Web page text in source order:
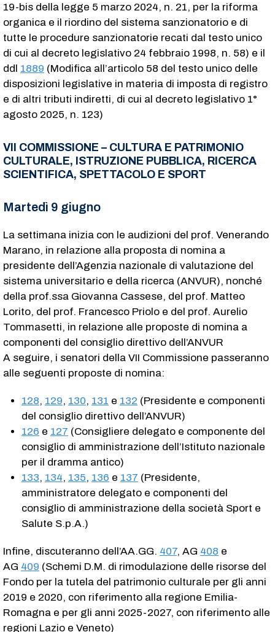
19-bis della legge 5 marzo 2024, n. 21, per la riforma
organica e il riordino del sistema sanzionatorio e di
tutte le procedure sanzionatorie recati dal testo unico
di cui al decreto legislativo 24 febbraio 1998, n. 58) e il
ddl 1889 (Modifica all’articolo 58 del testo unico delle
disposizioni legislative in materia di imposta di registro
e di altri tributi indiretti, di cui al decreto legislativo 1°
agosto 2025, n. 123)
VII COMMISSIONE – CULTURA E PATRIMONIO
CULTURALE, ISTRUZIONE PUBBLICA, RICERCA
SCIENTIFICA, SPETTACOLO E SPORT
Martedì 9 giugno
La settimana inizia con le audizioni del prof. Venerando
Marano, in relazione alla proposta di nomina a
presidente dell’Agenzia nazionale di valutazione del
sistema universitario e della ricerca (ANVUR), nonché
della prof.ssa Giovanna Cassese, del prof. Matteo
Lorito, del prof. Francesco Priolo e del prof. Aurelio
Tommasetti, in relazione alle proposte di nomina a
componenti del consiglio direttivo dell’ANVUR
A seguire, i senatori della VII Commissione passeranno
alle seguenti proposte di nomina:
128, 129, 130, 131 e 132 (Presidente e componenti
del consiglio direttivo dell’ANVUR)
126 e 127 (Consigliere delegato e componente del
consiglio di amministrazione dell’Istituto nazionale
per il dramma antico)
133, 134, 135, 136 e 137 (Presidente,
amministratore delegato e componenti del
consiglio di amministrazione della società Sport e
Salute S.p.A.)
Infine, discuteranno dell’AA.GG. 407, AG 408 e
AG 409 (Schemi D.M. di rimodulazione delle risorse del
Fondo per la tutela del patrimonio culturale per gli anni
2019 e 2020, con riferimento alla regione Emilia-
Romagna e per gli anni 2025-2027, con riferimento alle
regioni Lazio e Veneto)